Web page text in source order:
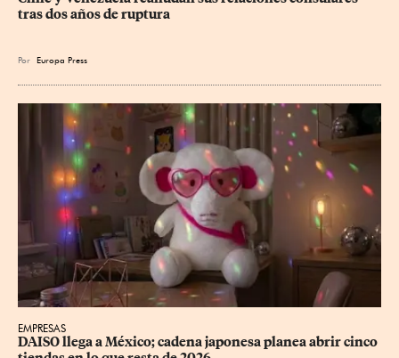
tras dos años de ruptura
Por Europa Press
EMPRESAS
DAISO llega a México; cadena japonesa planea abrir cinco